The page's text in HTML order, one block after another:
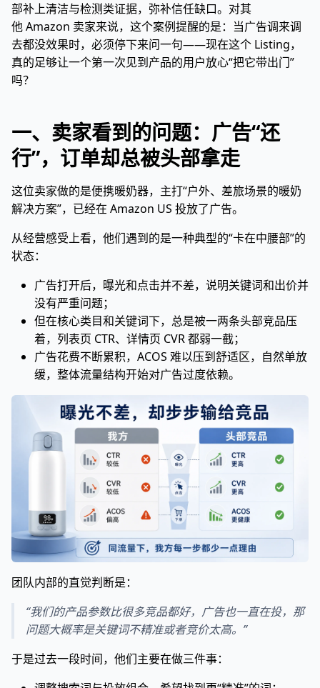
部补上清洁与检测类证据，弥补信任缺口。对其
他 Amazon 卖家来说，这个案例提醒的是：当广告调来调
去都没效果时，必须停下来问一句——现在这个 Listing，
真的足够让一个第一次见到产品的用户放心“把它带出门”
吗？
一、卖家看到的问题：广告“还
行”，订单却总被头部拿走
这位卖家做的是便携暖奶器，主打“户外、差旅场景的暖奶
解决方案”，已经在 Amazon US 投放了广告。
从经营感受上看，他们遇到的是一种典型的“卡在中腰部”的
状态：
广告打开后，曝光和点击并不差，说明关键词和出价并
没有严重问题；
但在核心类目和关键词下，总是被一两条头部竞品压
着，列表页 CTR、详情页 CVR 都弱一截；
广告花费不断累积，ACOS 难以压到舒适区，自然单放
缓，整体流量结构开始对广告过度依赖。
团队内部的直觉判断是：
“我们的产品参数比很多竞品都好，广告也一直在投，那
问题大概率是关键词不精准或者竞价太高。”
于是过去一段时间，他们主要在做三件事：